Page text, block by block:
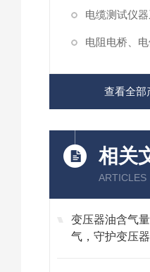
电缆测试仪器
电阻电桥、
查看全部
相关
ARTICLES
变压器油含气
气，守护变压